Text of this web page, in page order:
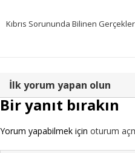
Kıbrıs Sorununda Bilinen
İlk yorum yapan olun
Bir yanıt bırakın
Yorum yapabilmek için oturum